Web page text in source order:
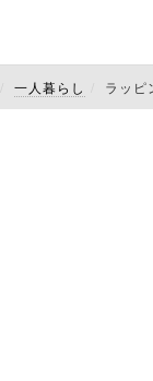
一人暮らし ラッピ